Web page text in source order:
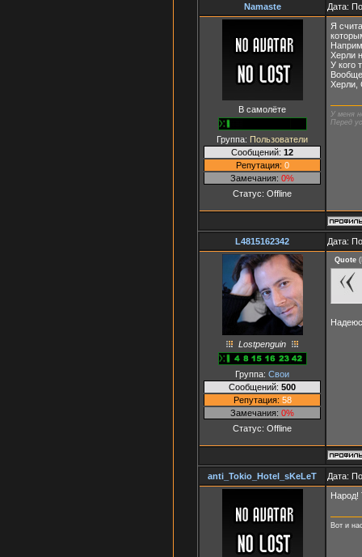
Namaste Дата:
В самолёте
Группа: Пользователи
Сообщений: 12
Репутация: 0
Замечания: 0%
Статус: Offline
Я
Херли
У кого
Херли,
У меня
Перед
L4815162342 Дата:
Lostpenguin
Группа: Свои
Сообщений: 500
Репутация: 58
Замечания: 0%
Статус: Offline
Quote (
anti_Tokio_Hotel_sKeLeT
Дата:
Народ!
Вот и